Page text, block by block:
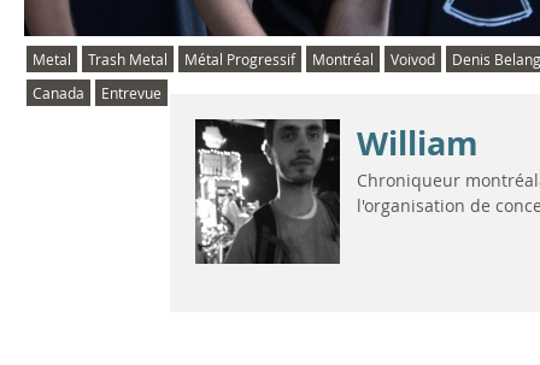
Metal Trash Metal Métal Progressif Montréal Voivod
Denis
Canada
Entrevue
William
Chroniqueur
l'organisation de